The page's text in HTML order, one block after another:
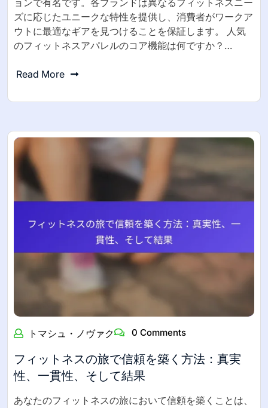
ョンで有名です。各ブランドは異なるフィットネスニー
ズに応じたユニークな特性を提供し、消費者がワークア
ウトに最適なギアを見つけることを保証します。 人気
のフィットネスアパレルのコア機能は何ですか？…
Read More
トマシュ・ノヴァク 0 Comments
フィットネスの旅で信頼を築く方法：真実
性、一貫性、そして結果
あなたのフィットネスの旅において信頼を築くことは、